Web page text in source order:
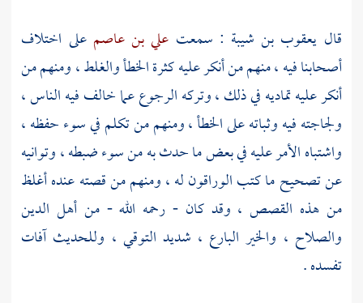
قال يعقوب بن شيبة : سمعت علي بن عاصمعلى اختلاف
أصحابنا فيه ، منهم من أنكر عليه كثرة الخطأ والغلط ، ومنهم من
أنكر عليه تماديه في ذلك ، وتركه الرجوع عما خالف فيه الناس ،
ولجاجته فيه وثباته على الخطأ ، ومنهم من تكلم في سوء حفظه ،
واشتباه الأمر عليه في بعض ما حدث به من سوء ضبطه ، وتوانيه
عن تصحيح ما كتب الوراقون له ، ومنهم من قصته عنده أغلظ
من هذه القصص ، وقد كان - رحمه الله - من أهل الدين
والصلاح ، والخير البارع ، شديد التوقي ، وللحديث آفات
تفسده .